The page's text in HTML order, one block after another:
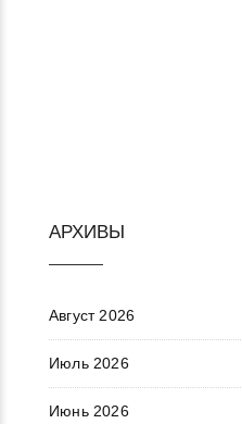
АРХИВЫ
Август 2026
Июль 2026
Июнь 2026